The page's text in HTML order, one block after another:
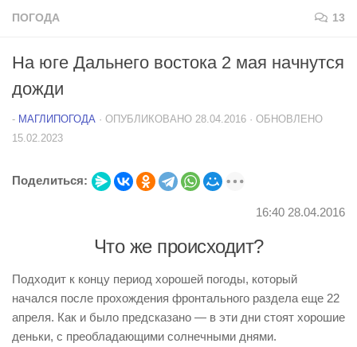
ПОГОДА 13
На юге Дальнего востока 2 мая начнутся
дожди
- МАГЛИПОГОДА · ОПУБЛИКОВАНО 28.04.2016 · ОБНОВЛЕНО
15.02.2023
Поделиться:
16:40 28.04.2016
Что же происходит?
Подходит к концу период хорошей погоды, который
начался после прохождения фронтального раздела еще 22
апреля. Как и было предсказано — в эти дни стоят хорошие
деньки, с преобладающими солнечными днями.